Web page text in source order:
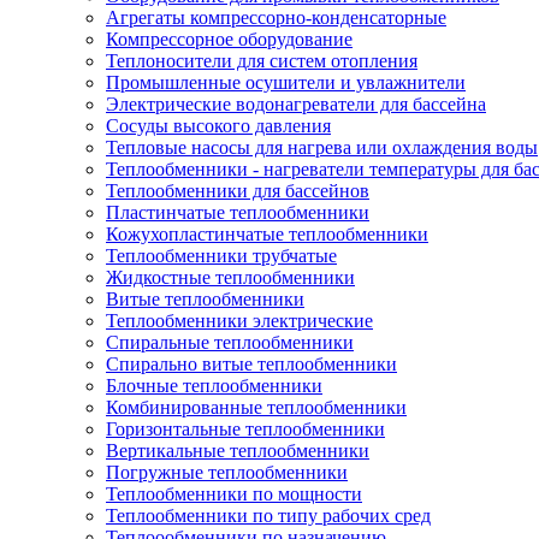
Агрегаты компрессорно-конденсаторные
Компрессорное оборудование
Теплоносители для систем отопления
Промышленные осушители и увлажнители
Электрические водонагреватели для бассейна
Сосуды высокого давления
Тепловые насосы для нагрева или охлаждения воды
Теплообменники - нагреватели температуры для
Теплообменники для бассейнов
Пластинчатые теплообменники
Кожухопластинчатые теплообменники
Теплообменники трубчатые
Жидкостные теплообменники
Витые теплообменники
Теплообменники электрические
Спиральные теплообменники
Спирально витые теплообменники
Блочные теплообменники
Комбинированные теплообменники
Горизонтальные теплообменники
Вертикальные теплообменники
Погружные теплообменники
Теплообменники по мощности
Теплообменники по типу рабочих сред